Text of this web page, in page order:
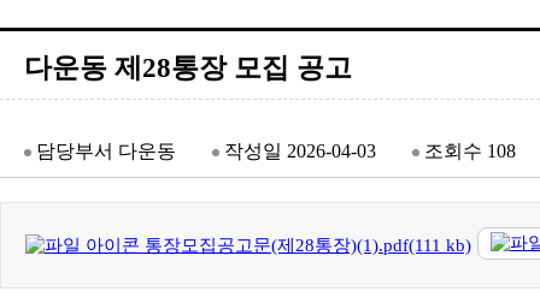
다운동 제28통장 모집 공고
담당부서 다운동 작성일 2026-04-03 조회수 108
통장모집공고문(제28통장)(1).pdf(111 kb)